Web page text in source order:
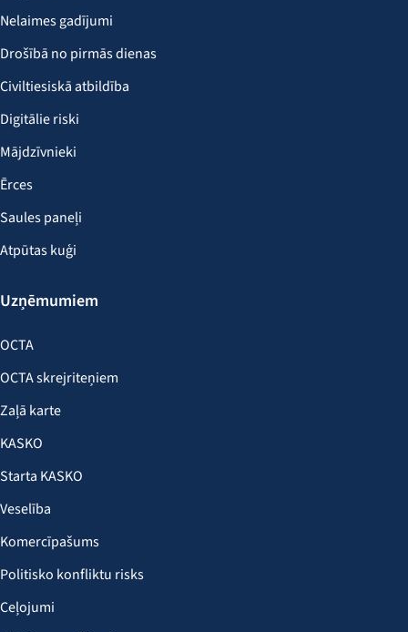
Nelaimes gadījumi
Drošībā no pirmās dienas
Civiltiesiskā atbildība
Digitālie riski
Mājdzīvnieki
Ērces
Saules paneļi
Atpūtas kuģi
Uzņēmumiem
OCTA
OCTA skrejriteņiem
Zaļā karte
KASKO
Starta KASKO
Veselība
Komercīpašums
Politisko konfliktu risks
Ceļojumi